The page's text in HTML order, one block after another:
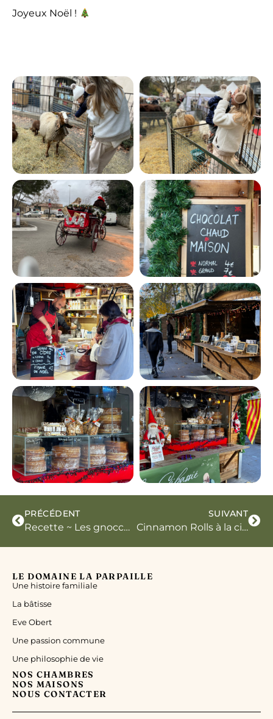
Joyeux Noël !
PRÉCÉDENT
Recette ~ Les gnocchi à la patate douce et au potimarron
SUIVANT
Cinnamon Rolls à la citrouille
LE DOMAINE LA PARPAILLE
Une histoire familiale
La bâtisse
Eve Obert
Une passion commune
Une philosophie de vie
NOS CHAMBRES
NOS MAISONS
NOUS CONTACTER